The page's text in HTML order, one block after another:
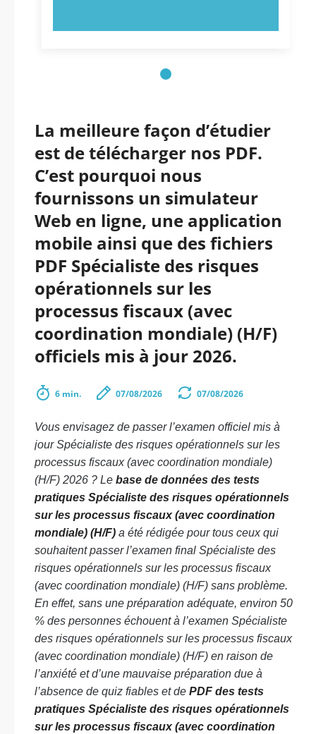
La meilleure façon d’étudier
est de télécharger nos PDF.
C’est pourquoi nous
fournissons un simulateur
Web en ligne, une application
mobile ainsi que des fichiers
PDF Spécialiste des risques
opérationnels sur les
processus fiscaux (avec
coordination mondiale) (H/F)
officiels mis à jour 2026.
6 min. 07/08/2026 07/08/2026
Vous envisagez de passer l’examen officiel mis à
jour Spécialiste des risques opérationnels sur les
processus fiscaux (avec coordination mondiale)
(H/F) 2026 ? Le base de données des tests
pratiques Spécialiste des risques opérationnels
sur les processus fiscaux (avec coordination
mondiale) (H/F) a été rédigée pour tous ceux qui
souhaitent passer l’examen final Spécialiste des
risques opérationnels sur les processus fiscaux
(avec coordination mondiale) (H/F) sans problème.
En effet, sans une préparation adéquate, environ 50
% des personnes échouent à l’examen Spécialiste
des risques opérationnels sur les processus fiscaux
(avec coordination mondiale) (H/F) en raison de
l’anxiété et d’une mauvaise préparation due à
l’absence de quiz fiables et de PDF des tests
pratiques Spécialiste des risques opérationnels
sur les processus fiscaux (avec coordination